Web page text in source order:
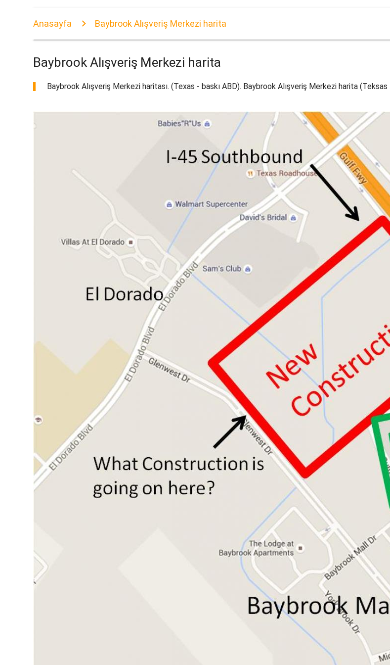
Anasayfa Baybrook Alışveriş Merkezi harita
Baybrook Alışveriş Merkezi harita
Baybrook Alışveriş Merkezi haritası. (Texas - baskı ABD). Baybrook Alışveriş Merkezi harita